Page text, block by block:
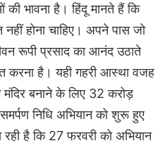
की भावना है। हिंदू मानते हैं कि
होना चाहिए। अपने पास जो
रूपी प्रसाद का आनंद उठाते
करना है। यही गहरी आस्था वजह
मंदिर बनाने के लिए 32 करोड़
निधि अभियान को शुरू हुए
रही है कि 27 फरवरी को अभियान